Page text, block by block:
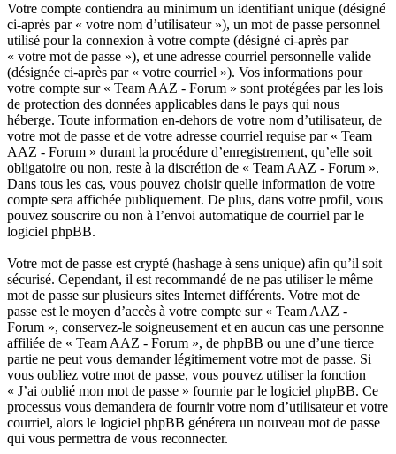
Votre compte contiendra au minimum un identifiant unique (désigné
ci-après par « votre nom d’utilisateur »), un mot de passe personnel
utilisé pour la connexion à votre compte (désigné ci-après par
« votre mot de passe »), et une adresse courriel personnelle valide
(désignée ci-après par « votre courriel »). Vos informations pour
votre compte sur « Team AAZ - Forum » sont protégées par les lois
de protection des données applicables dans le pays qui nous
héberge. Toute information en-dehors de votre nom d’utilisateur, de
votre mot de passe et de votre adresse courriel requise par « Team
AAZ - Forum » durant la procédure d’enregistrement, qu’elle soit
obligatoire ou non, reste à la discrétion de « Team AAZ - Forum ».
Dans tous les cas, vous pouvez choisir quelle information de votre
compte sera affichée publiquement. De plus, dans votre profil, vous
pouvez souscrire ou non à l’envoi automatique de courriel par le
logiciel phpBB.
Votre mot de passe est crypté (hashage à sens unique) afin qu’il soit
sécurisé. Cependant, il est recommandé de ne pas utiliser le même
mot de passe sur plusieurs sites Internet différents. Votre mot de
passe est le moyen d’accès à votre compte sur « Team AAZ -
Forum », conservez-le soigneusement et en aucun cas une personne
affiliée de « Team AAZ - Forum », de phpBB ou une d’une tierce
partie ne peut vous demander légitimement votre mot de passe. Si
vous oubliez votre mot de passe, vous pouvez utiliser la fonction
« J’ai oublié mon mot de passe » fournie par le logiciel phpBB. Ce
processus vous demandera de fournir votre nom d’utilisateur et votre
courriel, alors le logiciel phpBB générera un nouveau mot de passe
qui vous permettra de vous reconnecter.